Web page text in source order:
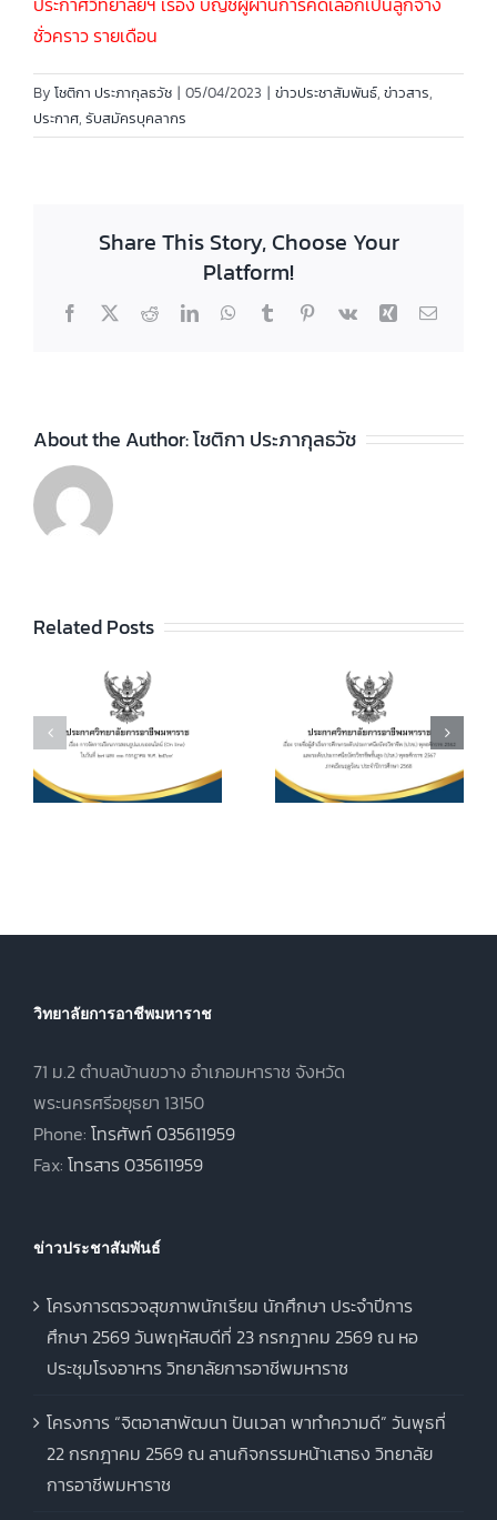
ชั่วคราว รายเดือน
By โชติกา ประภากุลธวัช | 05/04/2023 | ข่าวประชาสัมพันธ์, ข่าวสาร,
ประกาศ, รับสมัครบุคลากร
Share This Story, Choose Your
Platform!
Facebook
X RedditLinkedInWhatsApp
TumblrPinterest
Vk Xing Email
About the Author:โชติกา ประภากุลธวัช
Related Postsศึกษาระดับ
ประกาศนียบัตร
วิชาชีพ (ปวช.)
พุทธศักราช
2562 และระดับ
ประกาศนียบัตร
ฤดูร้อน ประจำปี
ประกาศวิทยา
กำหนดการ และ
อัตราการจัดเก็บ
ค่าบำรุงการ
ศึกษา ค่า
หน่วยกิตรายวิชา
วิทยาลัยการอาชีพมหาราช
71 ม.2 ตำบลบ้านขวาง อำเภอมหาราช จังหวัด
พระนครศรีอยุธยา 13150
Phone: โทรศัพท์ 035611959
Fax: โทรสาร 035611959
ข่าวประชาสัมพันธ์
โครงการตรวจสุขภาพนักเรียน นักศึกษา ประจำปีการ
ศึกษา 2569 วันพฤหัสบดีที่ 23 กรกฎาคม 2569 ณ หอ
ประชุมโรงอาหาร วิทยาลัยการอาชีพมหาราช
โครงการ “จิตอาสาพัฒนา ปันเวลา พาทำความดี” วันพุธที่
22 กรกฎาคม 2569 ณ ลานกิจกรรมหน้าเสาธง วิทยาลัย
การอาชีพมหาราช